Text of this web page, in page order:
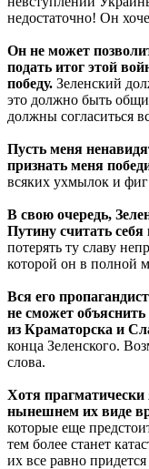
недостаточно! Он
Он не может
подать итог этой
победу. Зеленский
это должно быть
должны согласиться
Пусть меня
признать меня
всяких ухмылок и
В свою очередь,
Путину считать себя
потерять ту славу
которой он в полной
Вся его
не сможет
из Краматорска и
конца Зеленского.
слова.
Хотя
нынешнем их виде
которые еще
тем более станет
их все равно